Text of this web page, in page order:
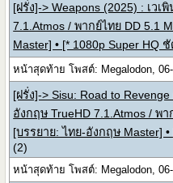
[ฝรั่ง]-> Weapons (2025) : เวเ
7.1.Atmos / พากย์ไทย DD 5.1
Master] • [* 1080p Super HQ
หน้าสุดท้าย โพสต์: Megalodon, 06-
[ฝรั่ง]-> Sisu: Road to
อังกฤษ TrueHD 7.1.Atmos / พา
[บรรยาย: ไทย-อังกฤษ Master]
(2)
หน้าสุดท้าย โพสต์: Megalodon, 06-